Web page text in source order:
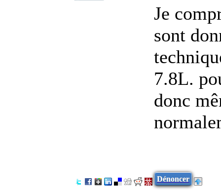
Je
sont
7.8L.
donc
Dénoncer